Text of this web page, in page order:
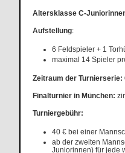
Altersklasse C-
Aufstellung:
6 Feldspieler + 1
maximal 14 Spieler
Zeitraum der Turnierserie:
Finalturnier in München:
Turniergebühr:
40 € bei einer
ab der zweiten
Juniorinnen) für jede